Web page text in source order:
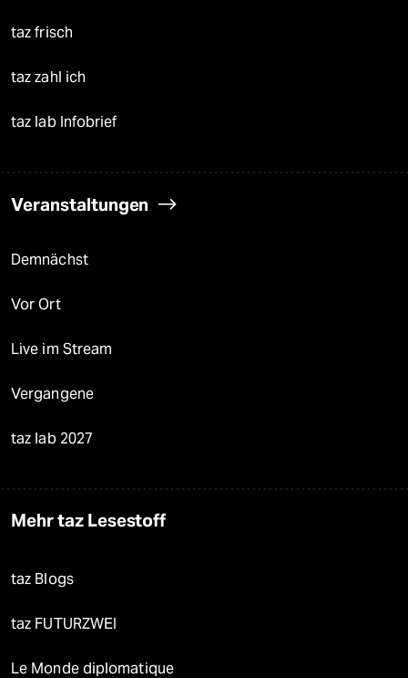
taz frisch
taz zahl ich
taz lab Infobrief
Veranstaltungen
Demnächst
Vor Ort
Live im Stream
Vergangene
taz lab 2027
Mehr taz Lesestoff
taz Blogs
taz FUTURZWEI
Le Monde diplomatique